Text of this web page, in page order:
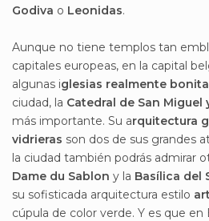
Godiva o Leonidas.
Aunque no tiene templos tan
capitales europeas, en la capital
algunas iglesias realmente
ciudad, la Catedral de San Miguel
más importante. Su arquitectura
vidrieras son dos de sus grandes
la ciudad también podrás admirar
Dame du Sablon y la Basílica del
su sofisticada arquitectura estilo
cúpula de color verde. Y es que en